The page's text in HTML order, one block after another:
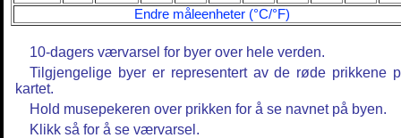
Endre måleenheter (°C/°F)
10-dagers værvarsel for byer over hele verden.
Tilgjengelige byer er representert av de røde prikkene
kartet.
Hold musepekeren over prikken for å se navnet på byen.
Klikk så for å se værvarsel.